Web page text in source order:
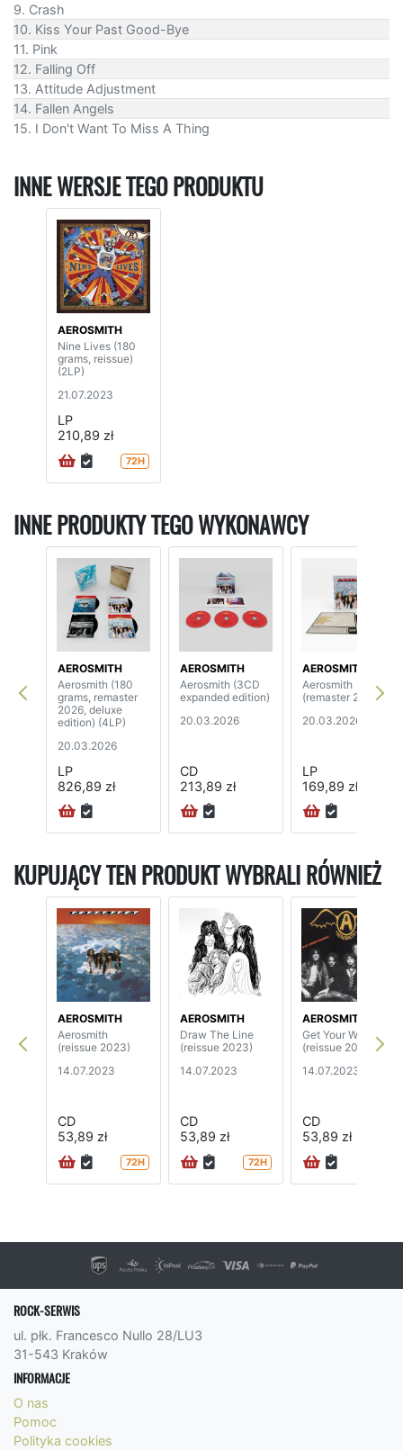
9. Crash
10. Kiss Your Past Good-Bye
11. Pink
12. Falling Off
13. Attitude Adjustment
14. Fallen Angels
15. I Don't Want To Miss A Thing
INNE WERSJE TEGO PRODUKTU
AEROSMITH
Nine Lives (180
grams, reissue)
(2LP)
21.07.2023
LP
210,89 zł
72H
INNE PRODUKTY TEGO WYKONAWCY
AEROSMITH
Aerosmith (180
grams, remaster
2026, deluxe
edition) (4LP)
20.03.2026
LP
826,89 zł
AEROSMITH
Aerosmith (3CD
expanded edition)
20.03.2026
CD
213,89 zł
AEROSMITH
Aerosmith
(remaster 2026)
20.03.2026
LP
169,89 zł
KUPUJĄCY TEN PRODUKT WYBRALI RÓWNIEŻ
AEROSMITH
Aerosmith
(reissue 2023)
14.07.2023
CD
53,89 zł
72H
AEROSMITH
Draw The Line
(reissue 2023)
14.07.2023
CD
53,89 zł
72H
AEROSMITH
Get Your Wings
(reissue 2023)
14.07.2023
CD
53,89 zł
ROCK-SERWIS
ul. płk. Francesco Nullo 28/LU3
31-543 Kraków
INFORMACJE
O nas
Pomoc
Polityka cookies